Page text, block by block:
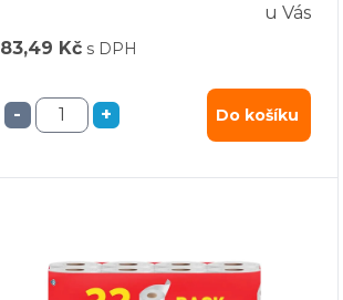
u Vás
83,49 Kč s DPH
- + Do košíku